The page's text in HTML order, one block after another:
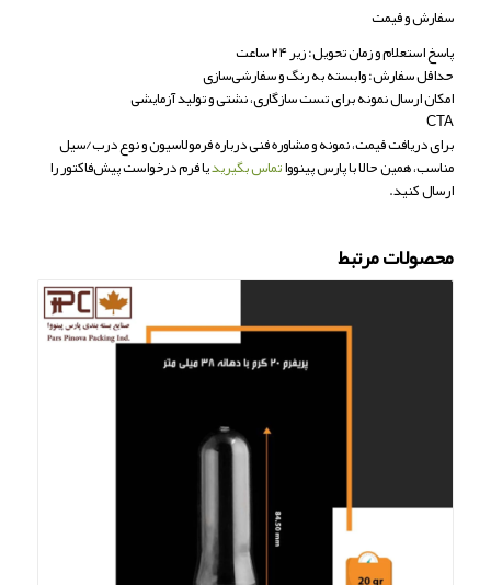
سفارش و قیمت
پاسخ استعلام و زمان تحویل: زیر ۲۴ ساعت
حداقل سفارش: وابسته به رنگ و سفارشی‌سازی
امکان ارسال نمونه برای تست سازگاری، نشتی و تولید آزمایشی
CTA
برای دریافت قیمت، نمونه و مشاوره فنی درباره فرمولاسیون و نوع درب/سیل
مناسب، همین حالا با پارس پینوواتماس بگیریدیا فرم درخواست پیش‌فاکتور را
ارسال کنید.
محصولات مرتبط